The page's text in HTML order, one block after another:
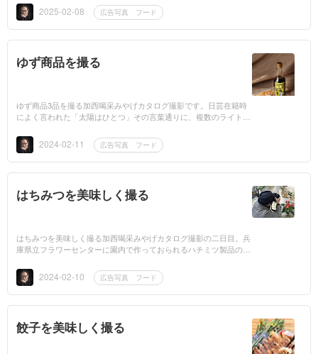
えていきます。1...
2025-02-08 広告写真 フード
ゆず商品を撮る
ゆず商品3品を撮る加西喝采みやげカタログ撮影です。日芸在籍時
によく言われた「太陽はひとつ」その言葉通りに、複数のライトを
活かしながら...
2024-02-11 広告写真 フード
はちみつを美味しく撮る
はちみつを美味しく撮る加西喝采みやげカタログ撮影の二日目。兵
庫県立フラワーセンターに園内で作っておられるハチミツ製品の撮
ションを活かし...
2024-02-10 広告写真 フード
餃子を美味しく撮る